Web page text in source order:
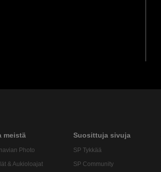
meistä
Photo
& Aukioloajat
Suosittuja sivuja
SP Tykkää
SP Community